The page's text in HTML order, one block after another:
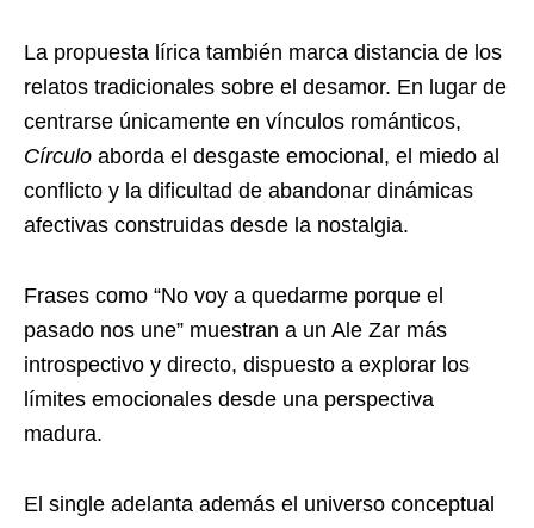
La propuesta lírica también marca distancia de los
relatos tradicionales sobre el desamor. En lugar de
centrarse únicamente en vínculos románticos,
Círculo aborda el desgaste emocional, el miedo al
conflicto y la dificultad de abandonar dinámicas
afectivas construidas desde la nostalgia.
Frases como “No voy a quedarme porque el
pasado nos une” muestran a un Ale Zar más
introspectivo y directo, dispuesto a explorar los
límites emocionales desde una perspectiva
madura.
El single adelanta además el universo conceptual